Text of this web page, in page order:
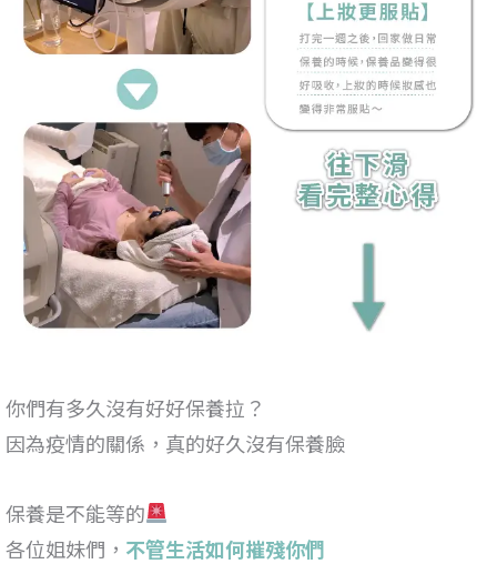
你們有多久沒有好好保養拉？
因為疫情的關係，真的好久沒有保養臉
保養是不能等的
各位姐妹們， 不管生活如何摧殘你們